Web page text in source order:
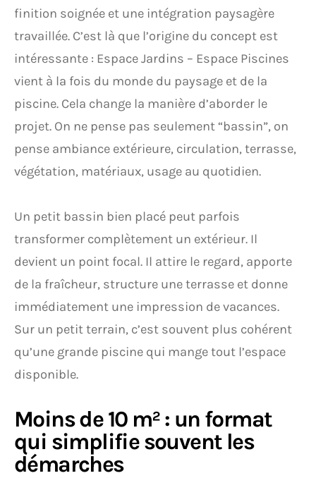
finition soignée et une intégration paysagère
travaillée. C’est là que l’origine du concept est
intéressante : Espace Jardins – Espace Piscines
vient à la fois du monde du paysage et de la
piscine. Cela change la manière d’aborder le
projet. On ne pense pas seulement “bassin”, on
pense ambiance extérieure, circulation, terrasse,
végétation, matériaux, usage au quotidien.
Un petit bassin bien placé peut parfois
transformer complètement un extérieur. Il
devient un point focal. Il attire le regard, apporte
de la fraîcheur, structure une terrasse et donne
immédiatement une impression de vacances.
Sur un petit terrain, c’est souvent plus cohérent
qu’une grande piscine qui mange tout l’espace
disponible.
Moins de 10 m² : un format
qui simplifie souvent les
démarches